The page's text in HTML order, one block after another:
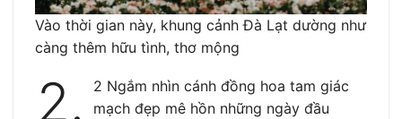
Vào thời gian này, khung cảnh Đà Lạt dường như
càng thêm hữu tình, thơ mộng
2.
2 Ngắm nhìn cánh đồng hoa tam giác
mạch đẹp mê hồn những ngày đầu